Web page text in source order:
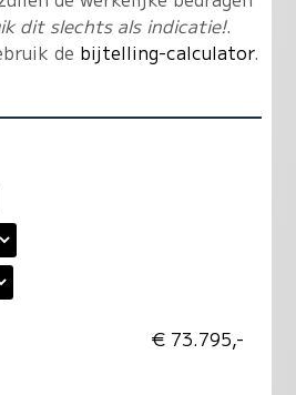
dit slechts als indicatie!.
de bijtelling-calculator.
€ 73.795,-